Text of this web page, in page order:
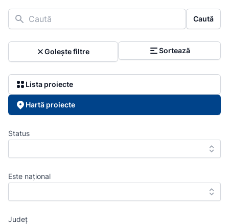
Caută Caută
Golește filtre Sortează
Lista proiecte
Hartă proiecte
Status
Este național
Județ